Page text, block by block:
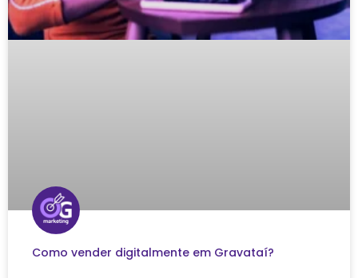
Como vender digitalmente em Gravataí?